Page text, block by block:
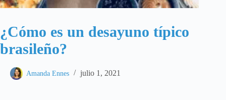
¿Cómo es un desayuno típico
brasileño?
Amanda Ennes julio 1, 2021